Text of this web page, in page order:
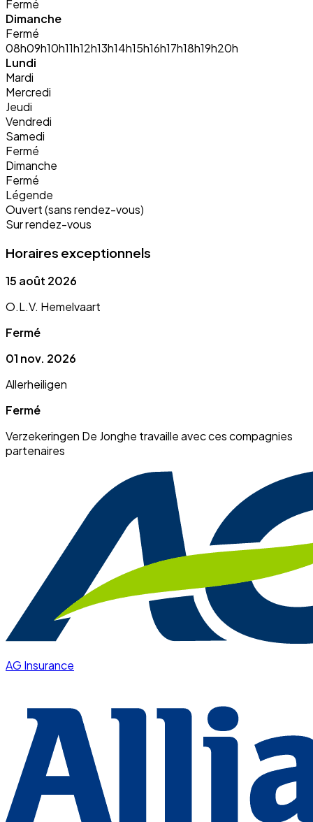
Fermé
Dimanche
Fermé
08h09h10h11h12h13h14h15h16h17h18h19h20h
Lundi
Mardi
Mercredi
Jeudi
Vendredi
Samedi
Fermé
Dimanche
Fermé
Légende
Ouvert (sans rendez-vous)
Sur rendez-vous
Horaires exceptionnels
15 août 2026
O.L.V. Hemelvaart
Fermé
01 nov. 2026
Allerheiligen
Fermé
Verzekeringen De Jonghe travaille avec ces compagnies
partenaires
AG Insurance